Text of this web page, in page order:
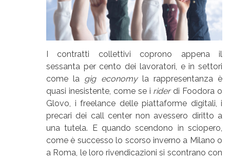
I contratti collettivi coprono appena il
sessanta per cento dei lavoratori, e in settori
come la gig economyla rappresentanza è
quasi inesistente, come se i riderdi Foodora o
Glovo, i freelance delle piattaforme digitali, i
precari dei call center non avessero diritto a
una tutela. E quando scendono in sciopero,
come è successo lo scorso inverno a Milano o
a Roma, le loro rivendicazioni si scontrano con